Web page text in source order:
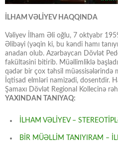
İLHAM VƏLİYEV HAQQINDA
Vəliyev İlham Əli oğlu, 7 oktyabr
Əlibəyi (yəqin ki, bu kəndi hamı
anadan olub. Azərbaycan Dövlət
fakültəsini bitirib. Müəllimliklə
qədər bir çox təhsil müəssisələrində
İqtisad elmləri namizədi, dosentdir.
Şamaxı Dövlət Regional Kollecinə
YAXINDAN TANIYAQ:
İLHAM VƏLİYEV –
BİR MÜƏLLİM TANIYIRAM –